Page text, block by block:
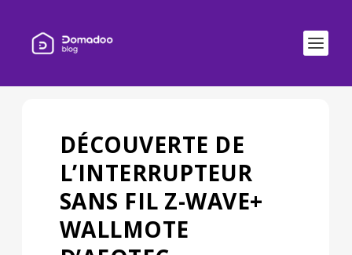
DÉCOUVERTE DE
L’INTERRUPTEUR
SANS FIL Z-WAVE+
WALLMOTE